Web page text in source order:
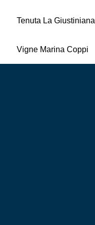
Tenuta La Giustiniana
Vigne Marina Coppi